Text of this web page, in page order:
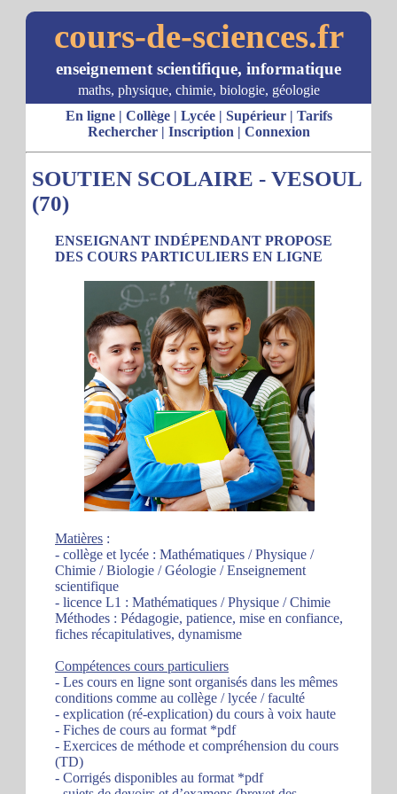
cours-de-sciences.fr
enseignement scientifique, informatique
maths, physique, chimie, biologie, géologie
En ligne| Collège| Lycée| Supérieur| Tarifs
Rechercher| Inscription | Connexion
SOUTIEN SCOLAIRE - VESOUL
(70)
ENSEIGNANT INDÉPENDANT PROPOSE
DES COURS PARTICULIERS EN LIGNE
Matières :
- collège et lycée : Mathématiques / Physique /
Chimie / Biologie / Géologie / Enseignement
scientifique
- licence L1 : Mathématiques / Physique / Chimie
Méthodes : Pédagogie, patience, mise en confiance,
fiches récapitulatives, dynamisme
Compétences cours particuliers
- Les cours en ligne sont organisés dans les mêmes
conditions comme au collège / lycée / faculté
- explication (ré-explication) du cours à voix haute
- Fiches de cours au format *pdf
- Exercices de méthode et compréhension du cours
(TD)
- Corrigés disponibles au format *pdf